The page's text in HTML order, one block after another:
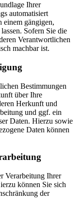
Ihrer
automatisiert
einem gängigen,
Sofern Sie die
Verantwortlichen
machbar ist.
Bestimmungen
über Ihre
Herkunft und
und ggf. ein
Daten. Hierzu sowie
Daten können
Verarbeitung Ihrer
können Sie sich
der